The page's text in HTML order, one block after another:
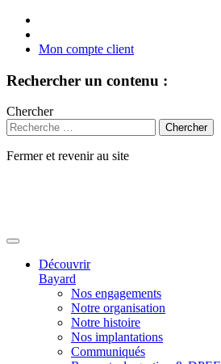
Mon compte client
Rechercher un contenu :
Chercher
Fermer et revenir au site
Découvrir
Bayard
Nos engagements
Notre organisation
Notre histoire
Nos implantations
Communiqués